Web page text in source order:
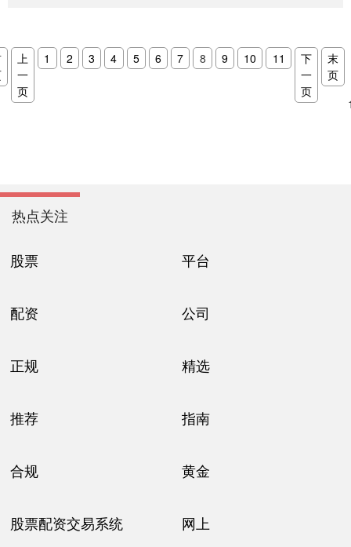
上
一
页
1 2 3 4 5 6 7 8 9 10 11
下
一
页
末
页
热点关注
股票 平台
配资 公司
正规 精选
推荐 指南
合规 黄金
股票配资交易系统 网上